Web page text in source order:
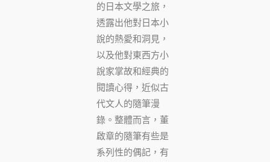
的日本文學之旅，
透露出他對日本小
說的熱愛和洞見，
以及他對東西方小
說家掌故和經典的
閱讀心得，近似古
代文人的隨筆漫
錄。整體而言，董
啟章的隨筆有些是
系列性的偶記，有